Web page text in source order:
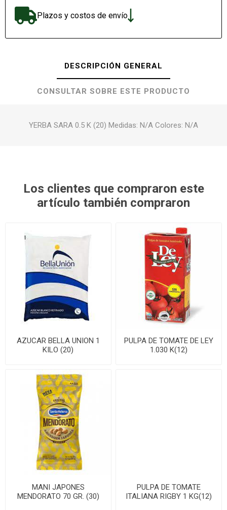
Plazos y costos de envío
DESCRIPCIÓN GENERAL
CONSULTAR SOBRE ESTE PRODUCTO
YERBA SARA 0.5 K (20) Medidas: N/A Colores: N/A
Los clientes que compraron este
artículo también compraron
AZUCAR BELLA UNION 1
KILO (20)
PULPA DE TOMATE DE LEY
1.030 K(12)
MANI JAPONES
MENDORATO 70 GR. (30)
PULPA DE TOMATE
ITALIANA RIGBY 1 KG(12)